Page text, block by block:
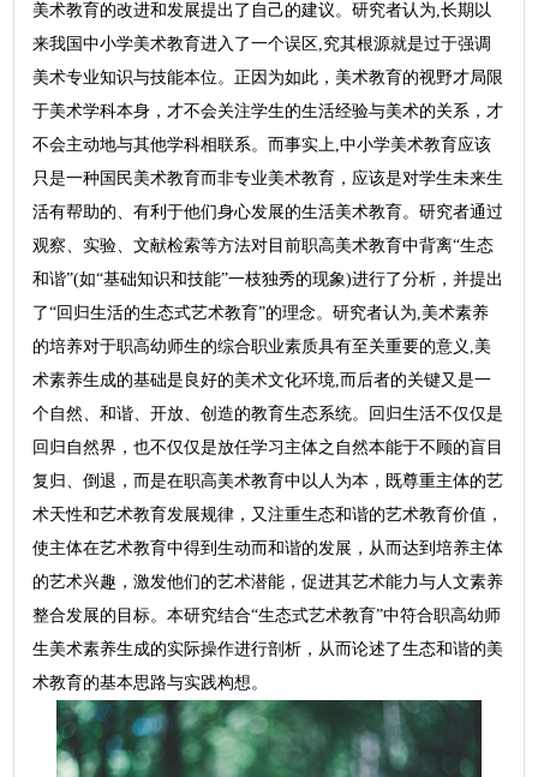
美术教育的改进和发展提出了自己的建议。研究者认为,长期以
来我国中小学美术教育进入了一个误区,究其根源就是过于强调
美术专业知识与技能本位。正因为如此，美术教育的视野才局限
于美术学科本身，才不会关注学生的生活经验与美术的关系，才
不会主动地与其他学科相联系。而事实上,中小学美术教育应该
只是一种国民美术教育而非专业美术教育，应该是对学生未来生
活有帮助的、有利于他们身心发展的生活美术教育。研究者通过
观察、实验、文献检索等方法对目前职高美术教育中背离“生态
和谐”(如“基础知识和技能”一枝独秀的现象)进行了分析，并提出
了“回归生活的生态式艺术教育”的理念。研究者认为,美术素养
的培养对于职高幼师生的综合职业素质具有至关重要的意义,美
术素养生成的基础是良好的美术文化环境,而后者的关键又是一
个自然、和谐、开放、创造的教育生态系统。回归生活不仅仅是
回归自然界，也不仅仅是放任学习主体之自然本能于不顾的盲目
复归、倒退，而是在职高美术教育中以人为本，既尊重主体的艺
术天性和艺术教育发展规律，又注重生态和谐的艺术教育价值，
使主体在艺术教育中得到生动而和谐的发展，从而达到培养主体
的艺术兴趣，激发他们的艺术潜能，促进其艺术能力与人文素养
整合发展的目标。本研究结合“生态式艺术教育”中符合职高幼师
生美术素养生成的实际操作进行剖析，从而论述了生态和谐的美
术教育的基本思路与实践构想。